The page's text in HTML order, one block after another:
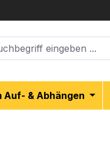
Auf- & Abhängen